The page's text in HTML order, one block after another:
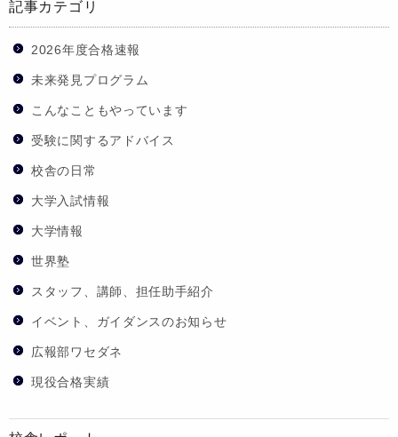
記事カテゴリ
2026年度合格速報
未来発見プログラム
こんなこともやっています
受験に関するアドバイス
校舎の日常
大学入試情報
大学情報
世界塾
スタッフ、講師、担任助手紹介
イベント、ガイダンスのお知らせ
広報部ワセダネ
現役合格実績